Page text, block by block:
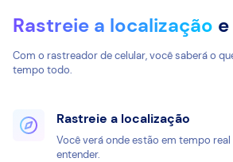
Rastreie a localização
Com o rastreador de celular, você saberá o
tempo todo.
Rastreie a localização
Você verá onde estão em tempo
entender.